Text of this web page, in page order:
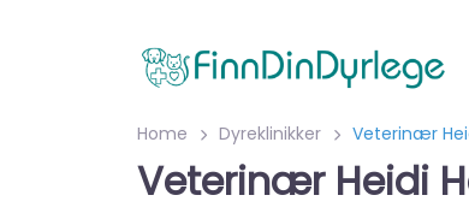
Home Dyreklinikker Veterinær
Veterinær Heidi